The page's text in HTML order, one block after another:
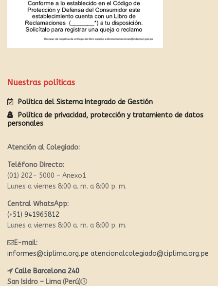
Nuestras políticas
Política del Sistema Integrado de Gestión
Política de privacidad, protección y tratamiento de datos
personales
Atención al Colegiado:
Teléfono Directo:
(01) 202- 5000 – Anexo1
Lunes a viernes 8:00 a. m. a 8:00 p. m.
Central WhatsApp:
(+51) 941965812
Lunes a viernes 8:00 a. m. a 8:00 p. m.
E-mail:
informes@ciplima.org.pe atencionalcolegiado@ciplima.org.pe
Calle Barcelona 240
San Isidro – Lima (Perú)